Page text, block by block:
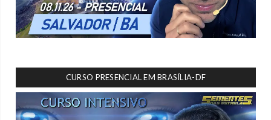
CURSO PRESENCIAL EM BRASÍLIA-DF